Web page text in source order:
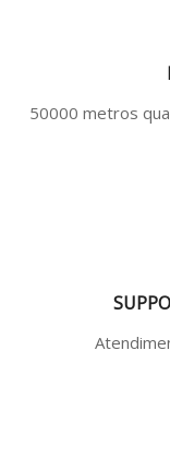
50000 metros